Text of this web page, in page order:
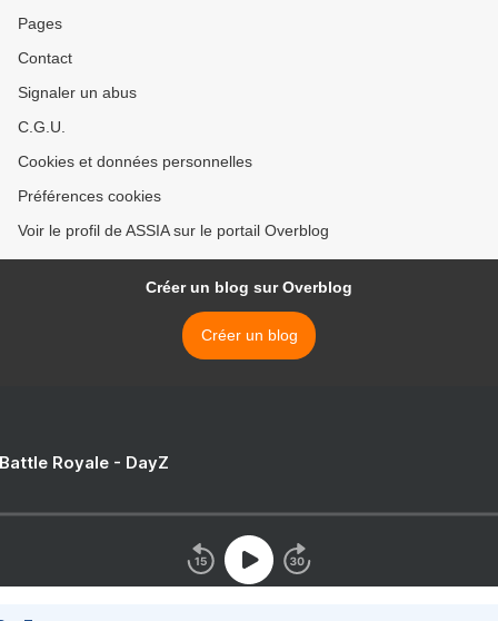
Pages
Contact
Signaler un abus
C.G.U.
Cookies et données personnelles
Préférences cookies
Voir le profil de ASSIA sur le portail Overblog
Créer un blog sur Overblog
Créer un blog
Royale - DayZ